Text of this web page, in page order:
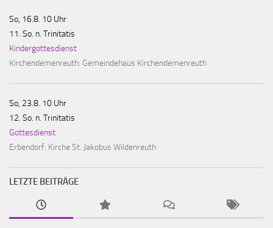
So, 16.8. 10 Uhr
11. So. n. Trinitatis
Kindergottesdienst
Kirchendemenreuth: Gemeindehaus Kirchendemenreuth
So, 23.8. 10 Uhr
12. So. n. Trinitatis
Gottesdienst
Erbendorf: Kirche St. Jakobus Wildenreuth
LETZTE BEITRÄGE